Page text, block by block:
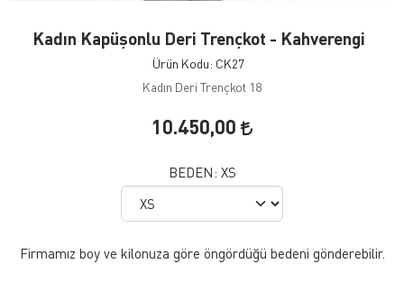
Kadın Kapüşonlu Deri Trençkot - Kahverengi
Ürün Kodu: CK27
Kadın Deri Trençkot 18
10.450,00
BEDEN: XS
Firmamız boy ve kilonuza göre öngördüğü bedeni gönderebilir.